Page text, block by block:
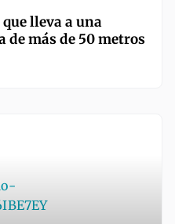
lleva a una
de más de 50 metros